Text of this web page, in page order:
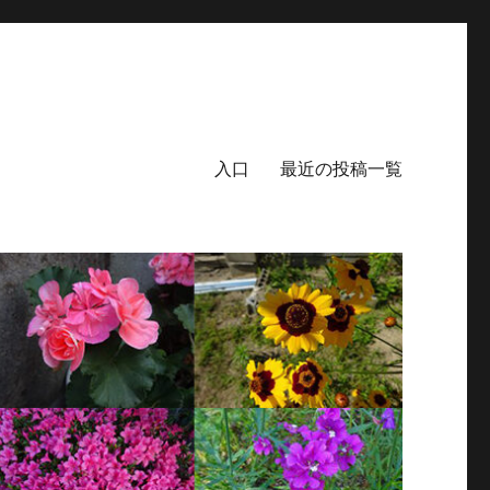
入口 最近の投稿一覧